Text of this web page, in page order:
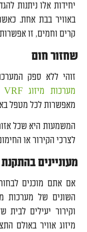
יחידות אלו ניתנות
באוויר בבת אחת.
קרים וחמים, זו
שחזור חום
זוהי ללא ספק
מערכות מיזוג VRF
מאפשרות לכל מטפל
המשמעות היא שכל
לצרכי הקירור או
מעוניינים
אם אתם מוכנים
וקירור יעילים
מיזוג אוויר באולם